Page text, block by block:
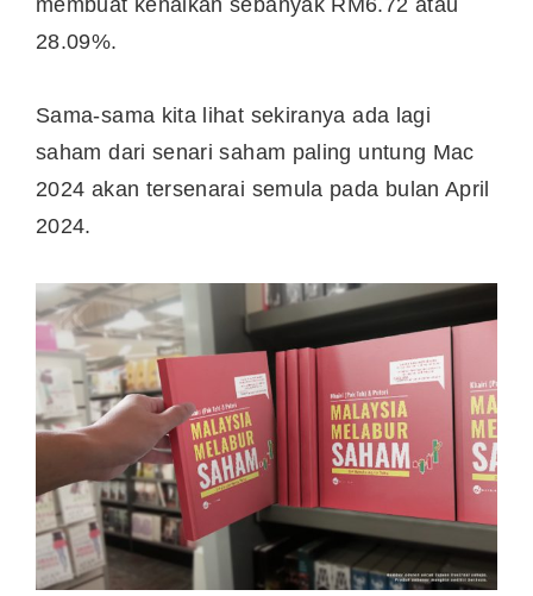
28.09%.
Sama-sama kita lihat sekiranya ada lagi
saham dari senari saham paling untung Mac
2024 akan tersenarai semula pada bulan April
2024.